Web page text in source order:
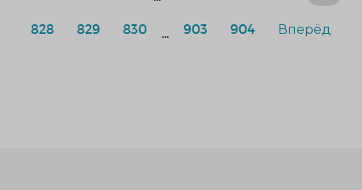
828 829 830 903 904 Вперёд